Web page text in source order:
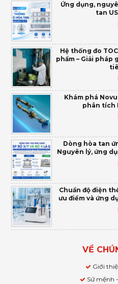
Ứng dụng,
tan
Hệ thống đo
phẩm – Giải
Khám phá
phân tích
Dòng hòa tan
Nguyên lý, ứng
Chuẩn độ điện
ưu điểm và ứng
VỀ
Giới
Sứ mệnh